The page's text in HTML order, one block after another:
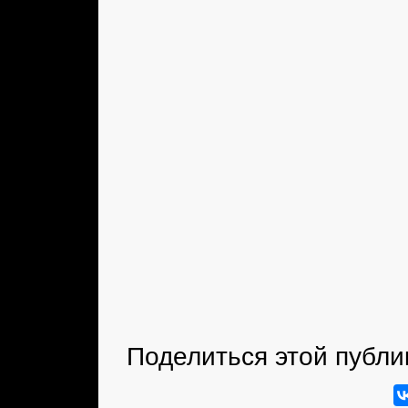
Поделиться этой